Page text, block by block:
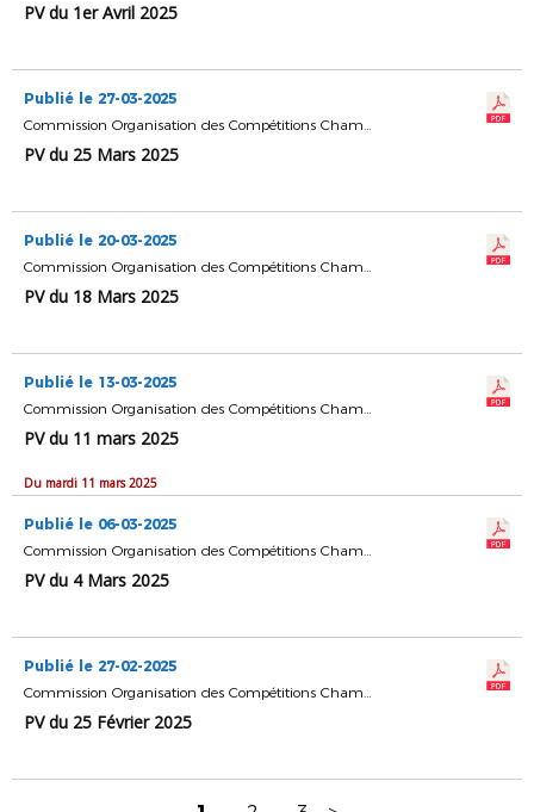
PV du 1er Avril 2025
Publié le 27-03-2025
Commission Organisation des Compétitions Championnats & Coupes
PV du 25 Mars 2025
Publié le 20-03-2025
Commission Organisation des Compétitions Championnats & Coupes
PV du 18 Mars 2025
Publié le 13-03-2025
Commission Organisation des Compétitions Championnats & Coupes
PV du 11 mars 2025
Du mardi 11 mars 2025
Publié le 06-03-2025
Commission Organisation des Compétitions Championnats & Coupes
PV du 4 Mars 2025
Publié le 27-02-2025
Commission Organisation des Compétitions Championnats & Coupes
PV du 25 Février 2025